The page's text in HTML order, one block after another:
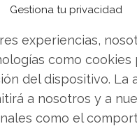
Gestiona tu privacidad
experiencias,
como
del dispositivo. La
a nosotros y a
como el
los analistas de
continúa
2026, cuando se
fiscal.